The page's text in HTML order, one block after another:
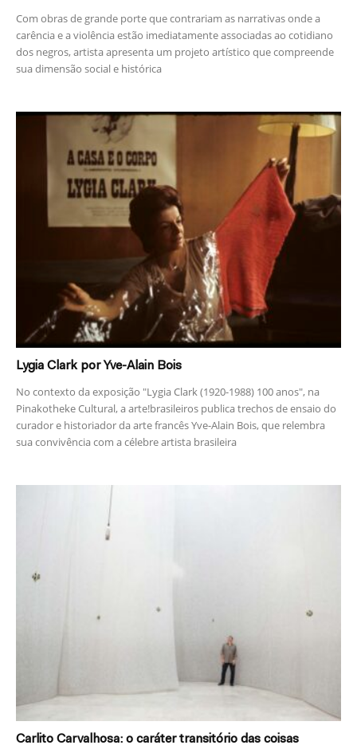
Com obras de grande porte que contrariam as narrativas onde a
carência e a violência estão imediatamente associadas ao cotidiano
dos negros, artista apresenta um projeto artístico que compreende
sua dimensão social e histórica
Lygia Clark por Yve-Alain Bois
No contexto da exposição "Lygia Clark (1920-1988) 100 anos", na
Pinakotheke Cultural, a arte!brasileiros publica trechos de ensaio do
curador e historiador da arte francês Yve-Alain Bois, que relembra
sua convivência com a célebre artista brasileira
Carlito Carvalhosa: o caráter transitório das coisas